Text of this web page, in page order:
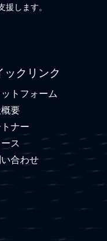
します。
ックリンク
トフォーム
要
ナー
ス
合わせ